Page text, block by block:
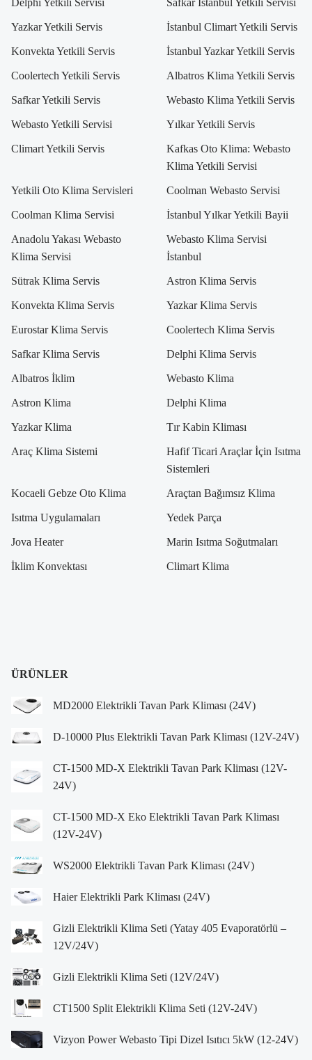
Delphi Yetkili Servisi Safkar İstanbul Yetkili Servisi
Yazkar Yetkili Servis İstanbul Climart Yetkili Servis
Konvekta Yetkili Servis İstanbul Yazkar Yetkili Servis
Coolertech Yetkili Servis Albatros Klima Yetkili Servis
Safkar Yetkili Servis Webasto Klima Yetkili Servis
Webasto Yetkili Servisi Yılkar Yetkili Servis
Climart Yetkili Servis
Kafkas Oto Klima: Webasto
Klima Yetkili Servisi
Yetkili Oto Klima Servisleri Coolman Webasto Servisi
Coolman Klima Servisi İstanbul Yılkar Yetkili Bayii
Anadolu Yakası Webasto
Klima Servisi
Webasto Klima Servisi
İstanbul
Sütrak Klima Servis Astron Klima Servis
Konvekta Klima Servis Yazkar Klima Servis
Eurostar Klima Servis Coolertech Klima Servis
Safkar Klima Servis Delphi Klima Servis
Albatros İklim Webasto Klima
Astron Klima Delphi Klima
Yazkar Klima Tır Kabin Kliması
Araç Klima Sistemi
Hafif Ticari Araçlar İçin Isıtma
Sistemleri
Kocaeli Gebze Oto Klima Araçtan Bağımsız Klima
Isıtma Uygulamaları Yedek Parça
Jova Heater Marin Isıtma Soğutmaları
İklim Konvektası Climart Klima
ÜRÜNLER
MD2000 Elektrikli Tavan Park Kliması (24V)
D-10000 Plus Elektrikli Tavan Park Kliması (12V-24V)
CT-1500 MD-X Elektrikli Tavan Park Kliması (12V-
24V)
CT-1500 MD-X Eko Elektrikli Tavan Park Kliması
(12V-24V)
WS2000 Elektrikli Tavan Park Kliması (24V)
Haier Elektrikli Park Kliması (24V)
Gizli Elektrikli Klima Seti (Yatay 405 Evaporatörlü –
12V/24V)
Gizli Elektrikli Klima Seti (12V/24V)
CT1500 Split Elektrikli Klima Seti (12V-24V)
Vizyon Power Webasto Tipi Dizel Isıtıcı 5kW (12-24V)